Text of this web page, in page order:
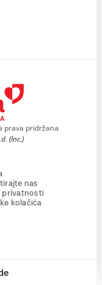
prava pridržana
(Inc.)
nas
privatnosti
kolačića